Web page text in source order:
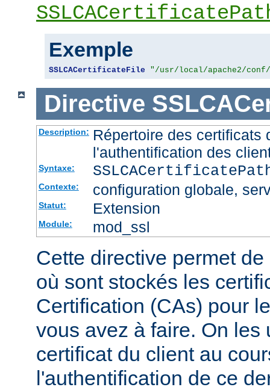
Exemple
SSLCACertificateFile "/usr/local/apache2/
Directive
Description: Répertoire des certificats
l'authentification des
Syntaxe:
Contexte: configuration globale,
Statut: Extension
Module: mod_ssl
Cette directive permet
où sont stockés les
Certification (CAs) pour
vous avez à faire. On les
certificat du client au
l'authentification de ce